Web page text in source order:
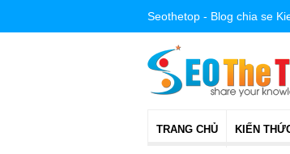
Seothetop - Blog chia se
TRANG CHỦ KIẾN